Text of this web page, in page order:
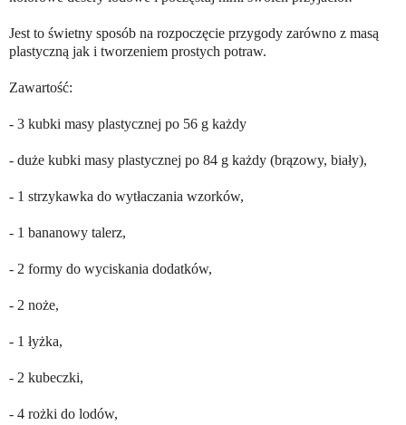
Jest to świetny sposób na rozpoczęcie przygody zarówno z masą
plastyczną jak i tworzeniem prostych potraw.
Zawartość:
- 3 kubki masy plastycznej po 56 g każdy
- duże kubki masy plastycznej po 84 g każdy (brązowy, biały),
- 1 strzykawka do wytłaczania wzorków,
- 1 bananowy talerz,
- 2 formy do wyciskania dodatków,
- 2 noże,
- 1 łyżka,
- 2 kubeczki,
- 4 rożki do lodów,